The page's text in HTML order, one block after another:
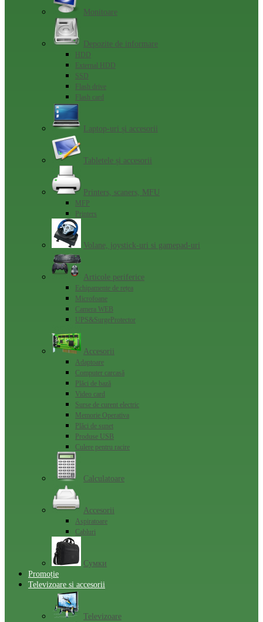
Monitoare
Depozite de informare
HDD
External HDD
SSD
Flash drive
Flash card
Laptop-uri și accesorii
Tabletele și accesorii
Printers, scaners, MFU
MFP
Printers
Volane, joystick-uri si gamepad-uri
Articole periferice
Echipamente de rețea
Microfoane
Camera WEB
UPS&SurgeProtector
Accesorii
Adaptoare
Computer carcasă
Plăci de bază
Video card
Surse de curent electric
Memorie Operativa
Plăci de sunet
Produse USB
Culere pentru racire
Calculatoare
Accesorii
Aspiratoare
Cabluri
Сумки
Promoție
Televizoare si accesorii
Televizoare